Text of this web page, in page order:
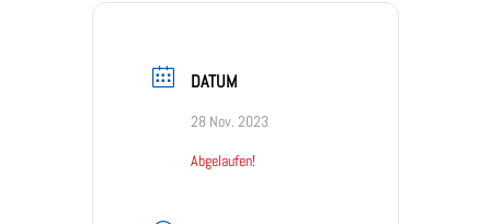
DATUM
28 Nov. 2023
Abgelaufen!